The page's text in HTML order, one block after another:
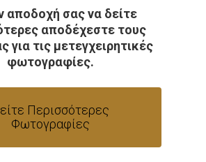
αποδοχή σας να δείτε
αποδέχεστε τους
για τις μετεγχειρητικές
φωτογραφίες.
Περισσότερες
Φωτογραφίες